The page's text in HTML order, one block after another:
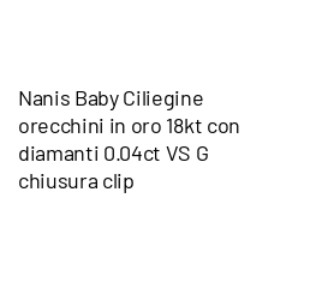
Nanis Baby Ciliegine
orecchini in oro 18kt con
diamanti 0.04ct VS G
chiusura clip